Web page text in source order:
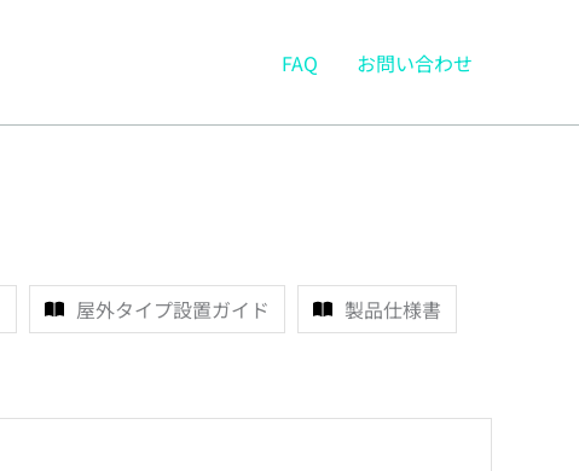
FAQ お問い合わせ
屋外タイプ設置ガイド 製品仕様書